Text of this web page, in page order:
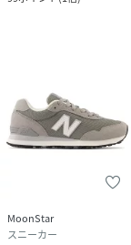
MoonStar
スニーカー